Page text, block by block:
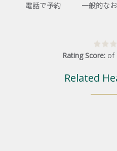
電話で予約 一般的な
Rating Score: of
Related